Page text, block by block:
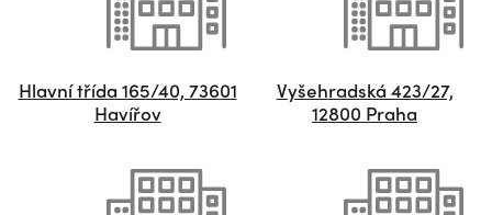
Hlavní třída 165/40, 73601
Havířov
Vyšehradská 423/27,
12800 Praha